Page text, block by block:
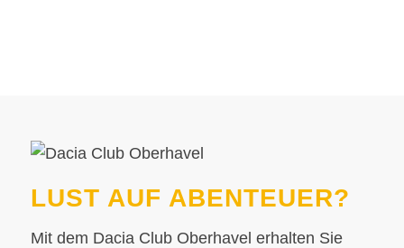
LUST AUF ABENTEUER?
Mit dem Dacia Club Oberhavel erhalten Sie